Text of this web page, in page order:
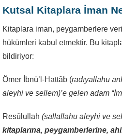
Kutsal Kitaplara İman
Kitaplara iman, peygamberlere
hükümleri kabul etmektir. Bu
bildiriyor:
Ömer İbnü’l-Hattâb (radıyallahu
aleyhi ve sellem)’e gelen adam
Resûlullah (sallallahu aleyhi ve
kitaplarına, peygamberlerine,